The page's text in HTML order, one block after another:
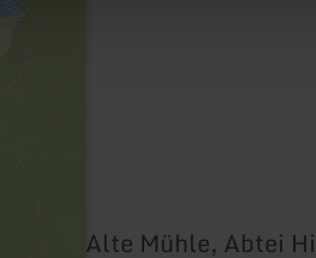
Alte Mühle, Abtei